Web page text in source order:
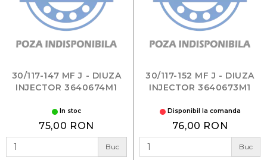
30/117-147 MF J - DIUZA
INJECTOR 3640674M1
In stoc
75,00 RON
Buc
30/117-152 MF J - DIUZA
INJECTOR 3640673M1
Disponibil la comanda
76,00 RON
Buc